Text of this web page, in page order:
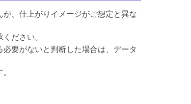
、仕上がりイメージがご想定と異な
ださい。
要がないと判断した場合は、データ